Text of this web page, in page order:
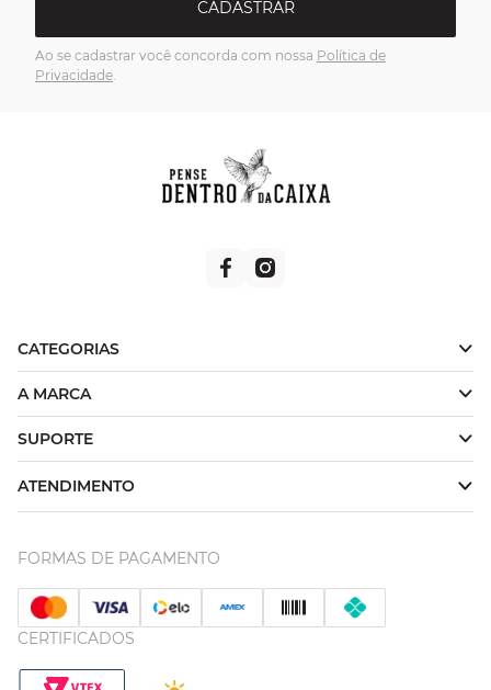
CADASTRAR
Ao se cadastrar você concorda com nossa Política de
Privacidade.
CATEGORIAS
A MARCA
SUPORTE
ATENDIMENTO
FORMAS DE PAGAMENTO
CERTIFICADOS